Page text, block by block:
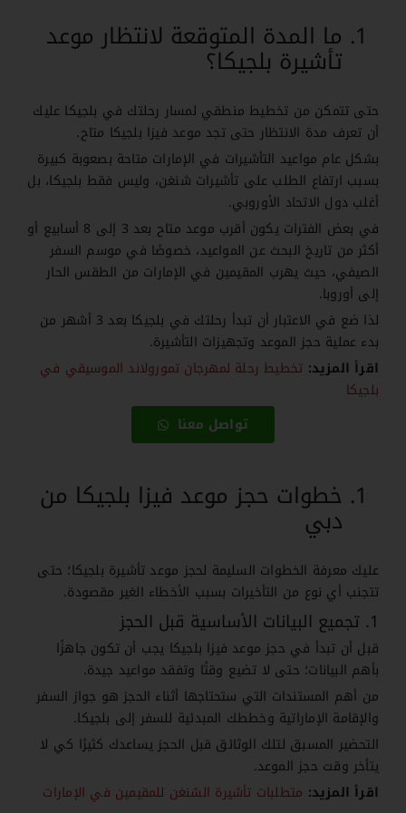
ما المدة المتوقعة لانتظار موعد
تأشيرة بلجيكا؟
حتى تتمكن من تخطيط منطقي لمسار رحلتك في بلجيكا عليك
أن تعرف مدة الانتظار حتى تجد موعد فيزا بلجيكا متاح.
بشكل عام مواعيد التأشيرات في الإمارات متاحة بصعوبة كبيرة
بسبب ارتفاع الطلب على تأشيرات شنغن، وليس فقط بلجيكا، بل
أغلب دول الاتحاد الأوروبي.
في بعض الفترات يكون أقرب موعد متاح بعد 3 إلى 8 أسابيع أو
أكثر من تاريخ البحث عن المواعيد، خصوصًا في موسم السفر
الصيفي، حيث يهرب المقيمين في الإمارات من الطقس الحار
إلى أوروبا.
لذا ضع في الاعتبار أن تبدأ رحلتك في بلجيكا بعد 3 أشهر من
بدء عملية حجز الموعد وتجهيزات التأشيرة.
اقرأ المزيد: تخطيط رحلة لمهرجان تمورولاند الموسيقي في
بلجيكا
تواصل معنا
خطوات حجز موعد فيزا بلجيكا من
دبي
عليك معرفة الخطوات السليمة لحجز موعد تأشيرة بلجيكا؛ حتى
تتجنب أي نوع من التأخيرات بسبب الأخطاء الغير مقصودة.
1. تجميع البيانات الأساسية قبل الحجز
قبل أن تبدأ في حجز موعد فيزا بلجيكا يجب أن تكون جاهزًا
بأهم البيانات؛ حتى لا تضيع وقتًا وتفقد مواعيد جيدة.
من أهم المستندات التي ستحتاجها أثناء الحجز هو جواز السفر
والإقامة الإماراتية وخططك المبدئية للسفر إلى بلجيكا.
التحضير المسبق لتلك الوثائق قبل الحجز يساعدك كثيرًا كي لا
يتأخر وقت حجز الموعد.
اقرأ المزيد: متطلبات تأشيرة الشنغن للمقيمين في الإمارات